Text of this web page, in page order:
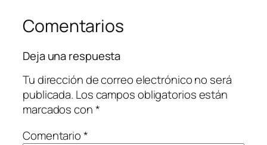
Comentarios
Deja una respuesta
Tu dirección de correo electrónico no será
publicada. Los campos obligatorios están
marcados con*
Comentario*